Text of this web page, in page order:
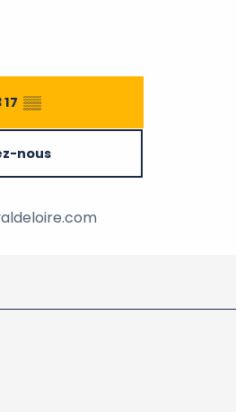
▒▒
nous